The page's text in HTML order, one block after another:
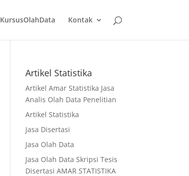
KursusOlahData Kontak
Artikel Statistika
Artikel Amar Statistika Jasa
Analis Olah Data Penelitian
Artikel Statistika
Jasa Disertasi
Jasa Olah Data
Jasa Olah Data Skripsi Tesis
Disertasi AMAR STATISTIKA